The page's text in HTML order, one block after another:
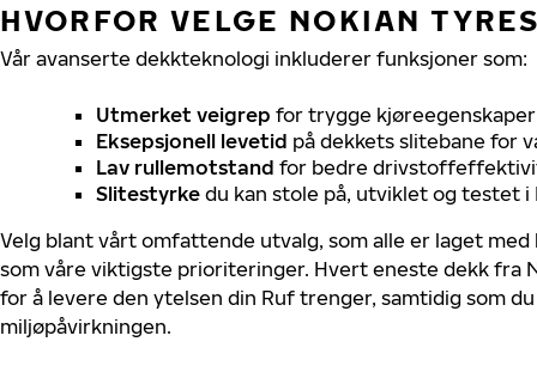
HVORFOR VELGE NOKIAN
Vår avanserte dekkteknologi inkluderer funksjoner som:
Utmerket veigrep for trygge
Eksepsjonell levetid på dekkets slitebane for
Lav rullemotstand for bedre
Slitestyrke du kan stole på, utviklet og testet i
Velg blant vårt omfattende utvalg, som alle er laget
som våre viktigste prioriteringer. Hvert eneste dekk fra
for å levere den ytelsen din Ruf trenger, samtidig som
miljøpåvirkningen.